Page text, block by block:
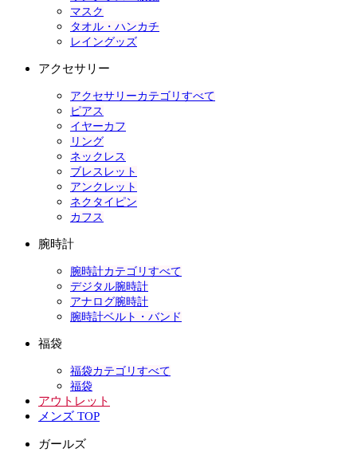
マスク
タオル・ハンカチ
レイングッズ
アクセサリー
アクセサリーカテゴリすべて
ピアス
イヤーカフ
リング
ネックレス
ブレスレット
アンクレット
ネクタイピン
カフス
腕時計
腕時計カテゴリすべて
デジタル腕時計
アナログ腕時計
腕時計ベルト・バンド
福袋
福袋カテゴリすべて
福袋
アウトレット
メンズ TOP
ガールズ